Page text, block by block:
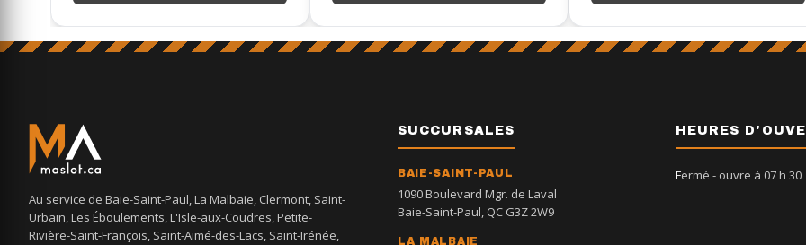
Au service de Baie-Saint-Paul, La Malbaie, Clermont, Saint-
Urbain, Les Éboulements, L'Isle-aux-Coudres, Petite-
Rivière-Saint-François, Saint-Aimé-des-Lacs, Saint-Irénée,
SUCCURSALES
BAIE-SAINT-PAUL
1090 Boulevard Mgr. de Laval
Baie-Saint-Paul, QC G3Z 2W9
LA MALBAIE
HEURES
Fermé - ouvre à 07 h 30